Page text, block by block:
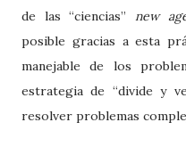
de las “ciencias” new
posible gracias a esta
manejable de los
estrategia de “divide y
resolver problemas